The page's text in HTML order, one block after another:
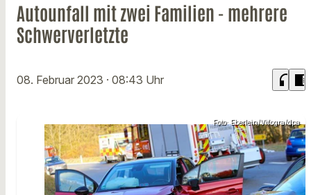
Autounfall mit zwei Familien - mehrere
Schwerverletzte
08. Februar 2023 · 08:43 Uhr headphones chrome_reader_mode
Foto: Eberlein/Vifogra/dpa